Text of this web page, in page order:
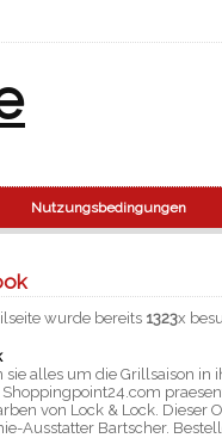
Nutzungsbedingungen
wurde bereits 1323x
sie alles um die Grillsaison
von Lock & Lock. Dieser
Ausstatter Bartscher.